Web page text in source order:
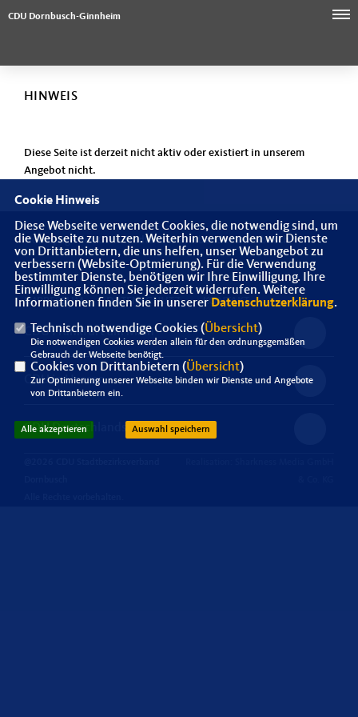
CDU Dornbusch-Ginnheim
HINWEIS
Diese Seite ist derzeit nicht aktiv oder existiert in unserem
Angebot nicht.
Homepage des CDU Stadtbezirksverbandes Dornbusch
IMPRESSUM DATENSCHUTZ KONTAKT
CDU Frankfurt am Main
CDU in Hessen
CDU Deutschlands
Cookie Hinweis
Diese Webseite verwendet Cookies, die notwendig sind, um
die Webseite zu nutzen. Weiterhin verwenden wir Dienste
von Drittanbietern, die uns helfen, unser Webangebot zu
verbessern (Website-Optmierung). Für die Verwendung
bestimmter Dienste, benötigen wir Ihre Einwilligung. Ihre
Einwilligung können Sie jederzeit widerrufen. Weitere
Informationen finden Sie in unserer Datenschutzerklärung.
Technisch notwendige Cookies (Übersicht)
Die notwendigen Cookies werden allein für den ordnungsgemäßen
Gebrauch der Webseite benötigt.
Cookies von Drittanbietern (Übersicht)
Zur Optimierung unserer Webseite binden wir Dienste und Angebote
von Drittanbietern ein.
Alle akzeptieren Auswahl speichern